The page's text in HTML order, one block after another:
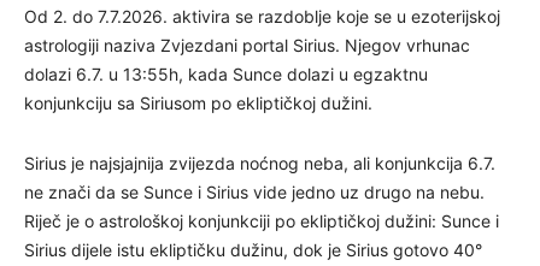
Od 2. do 7.7.2026. aktivira se razdoblje koje se u ezoterijskoj
astrologiji naziva Zvjezdani portal Sirius. Njegov vrhunac
dolazi 6.7. u 13:55h, kada Sunce dolazi u egzaktnu
konjunkciju sa Siriusom po ekliptičkoj dužini.
Sirius je najsjajnija zvijezda noćnog neba, ali konjunkcija 6.7.
ne znači da se Sunce i Sirius vide jedno uz drugo na nebu.
Riječ je o astrološkoj konjunkciji po ekliptičkoj dužini: Sunce i
Sirius dijele istu ekliptičku dužinu, dok je Sirius gotovo 40°